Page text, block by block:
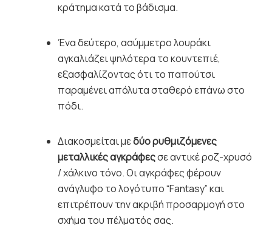
κράτημα κατά το βάδισμα.
Ένα δεύτερο, ασύμμετρο λουράκι
αγκαλιάζει ψηλότερα το κουντεπιέ,
εξασφαλίζοντας ότι το παπούτσι
παραμένει απόλυτα σταθερό επάνω στο
πόδι.
Διακοσμείται μεδύο ρυθμιζόμενες
μεταλλικές αγκράφεςσε αντικέ ροζ-χρυσό
/ χάλκινο τόνο. Οι αγκράφες φέρουν
ανάγλυφο το λογότυπο “Fantasy” και
επιτρέπουν την ακριβή προσαρμογή στο
σχήμα του πέλματός σας.